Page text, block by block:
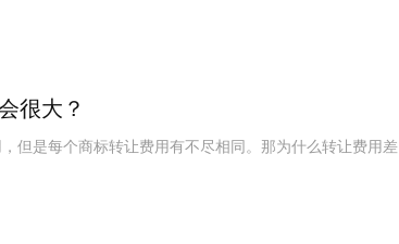
很大？
但是每个商标转让费用有不尽相同。那为什么转让费用差